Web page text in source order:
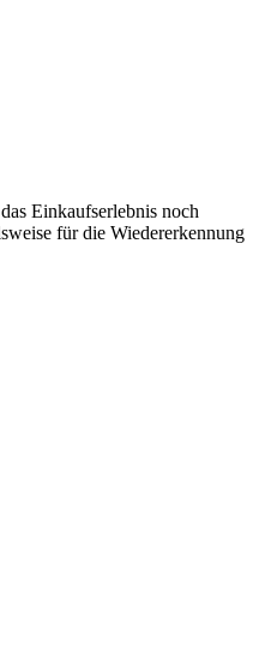
Einkaufserlebnis noch
für die Wiedererkennung